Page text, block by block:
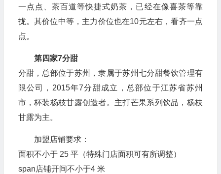
一点点、茶百道等快捷式奶茶，已经在像喜茶等靠
拢。其价位中等，主力价位也在10元左右，看齐一点
点。
第四家7分甜
分甜，总部位于苏州，隶属于苏州七分甜餐饮管理有
限公司，2015年7分甜成立，总部位于江苏省苏州
市，杯装杨枝甘露创造者。主打芒果系列饮品，杨枝
甘露为主。
加盟店铺要求：
面积不小于 25 平（特殊门店面积可有所调整）
span店铺开间不小于4 米